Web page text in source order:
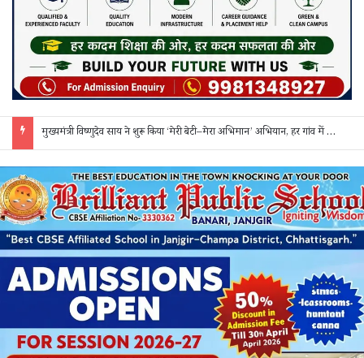
मुख्यमंत्री विष्णुदेव साय ने शुरू किया ‘मेरी बेटी–मेरा अभिमान’ अभियान, हर गांव में मुक्तिधाम और हर स्कूल में बालिका शौचालय